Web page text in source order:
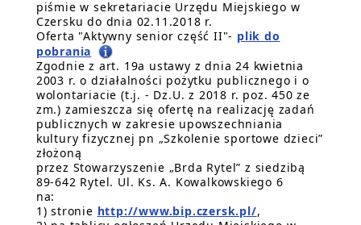
piśmie w sekretariacie Urzędu Miejskiego w
Czersku do dnia 02.11.2018 r.
Oferta "Aktywny senior część II"- plik do
pobrania
Zgodnie z art. 19a ustawy z dnia 24 kwietnia
2003 r. o działalności pożytku publicznego i o
wolontariacie (t.j. - Dz.U. z 2018 r. poz. 450 ze
zm.) zamieszcza się ofertę na realizację zadań
publicznych w zakresie upowszechniania
kultury fizycznej pn „Szkolenie sportowe dzieci”
złożoną
przez Stowarzyszenie „Brda Rytel” z siedzibą
89-642 Rytel. Ul. Ks. A. Kowalkowskiego 6
na:
1) stronie http://www.bip.czersk.pl/,